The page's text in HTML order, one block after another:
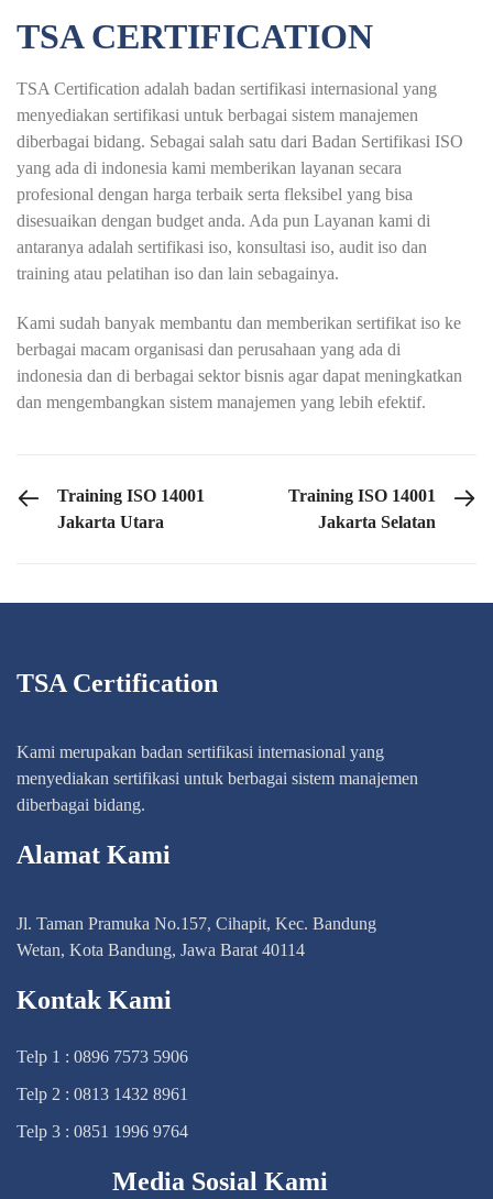
TSA CERTIFICATION
TSA Certification adalah badan sertifikasi internasional yang
menyediakan sertifikasi untuk berbagai sistem manajemen
diberbagai bidang. Sebagai salah satu dari Badan Sertifikasi ISO
yang ada di indonesia kami memberikan layanan secara
profesional dengan harga terbaik serta fleksibel yang bisa
disesuaikan dengan budget anda. Ada pun Layanan kami di
antaranya adalah sertifikasi iso, konsultasi iso, audit iso dan
training atau pelatihan iso dan lain sebagainya.
Kami sudah banyak membantu dan memberikan sertifikat iso ke
berbagai macam organisasi dan perusahaan yang ada di
indonesia dan di berbagai sektor bisnis agar dapat meningkatkan
dan mengembangkan sistem manajemen yang lebih efektif.
PREVIOUS POST
Training ISO 14001
Jakarta Utara
NEXT POST
Training ISO 14001
Jakarta Selatan
TSA Certification
Kami merupakan badan sertifikasi internasional yang
menyediakan sertifikasi untuk berbagai sistem manajemen
diberbagai bidang.
Alamat Kami
Jl. Taman Pramuka No.157, Cihapit, Kec. Bandung
Wetan, Kota Bandung, Jawa Barat 40114
Kontak Kami
Telp 1 : 0896 7573 5906
Telp 2 : 0813 1432 8961
Telp 3 : 0851 1996 9764
Media Sosial Kami